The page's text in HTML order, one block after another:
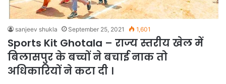
sanjeev shukla September 25, 2021 1,601
Sports Kit Ghotala – राज्य स्तरीय खेल में
बिलासपुर के बच्चों ने बचाई नाक तो
अधिकारियों ने कटा दी ।